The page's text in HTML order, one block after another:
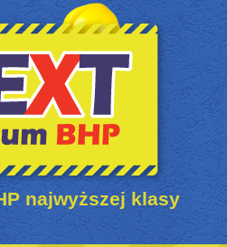
najwyższej klasy